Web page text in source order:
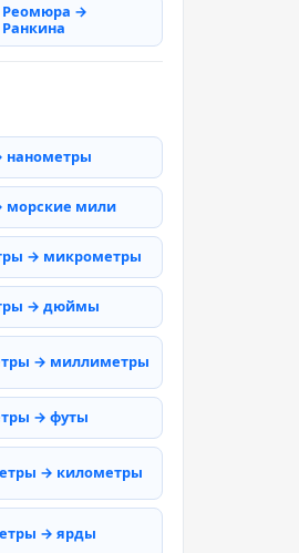
Реомюра →
нанометры
морские мили
→ микрометры
→ дюймы
→ миллиметры
→ футы
→ километры
→ ярды